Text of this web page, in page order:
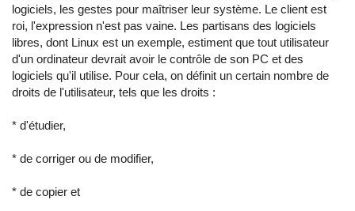
logiciels, les gestes pour maîtriser leur système. Le client est
roi, l'expression n'est pas vaine. Les partisans des logiciels
libres, dont Linux est un exemple, estiment que tout utilisateur
d'un ordinateur devrait avoir le contrôle de son PC et des
logiciels qu'il utilise. Pour cela, on définit un certain nombre de
droits de l'utilisateur, tels que les droits :
* d'étudier,
* de corriger ou de modifier,
* de copier et